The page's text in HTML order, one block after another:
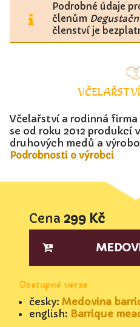
Podrobné údaje
členům
členství je
Včelařství a rodinná
se od roku 2012 produkcí
druhových medů a
Podrobnosti o výrobci
Cena 299 Kč
Dostupné verze
česky: Medovina
english: Barrique